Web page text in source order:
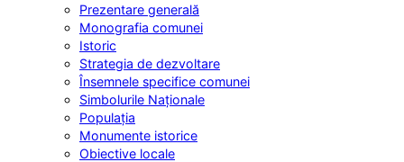
Prezentare generală
Monografia comunei
Istoric
Strategia de dezvoltare
Însemnele specifice comunei
Simbolurile Naționale
Populația
Monumente istorice
Obiective locale